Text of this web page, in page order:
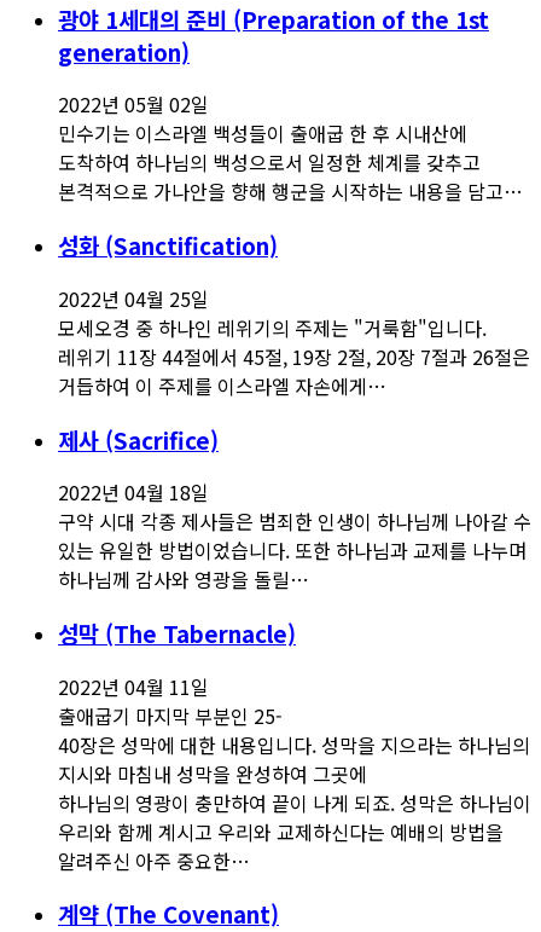
광야 1세대의 준비 (Preparation of the 1st
generation)
2022년 05월 02일
민수기는 이스라엘 백성들이 출애굽 한 후 시내산에
도착하여 하나님의 백성으로서 일정한 체계를 갖추고
본격적으로 가나안을 향해 행군을 시작하는 내용을 담고…
성화 (Sanctification)
2022년 04월 25일
모세오경 중 하나인 레위기의 주제는 "거룩함"입니다.
레위기 11장 44절에서 45절, 19장 2절, 20장 7절과 26절은
거듭하여 이 주제를 이스라엘 자손에게…
제사 (Sacrifice)
2022년 04월 18일
구약 시대 각종 제사들은 범죄한 인생이 하나님께 나아갈 수
있는 유일한 방법이었습니다. 또한 하나님과 교제를 나누며
하나님께 감사와 영광을 돌릴…
성막 (The Tabernacle)
2022년 04월 11일
출애굽기 마지막 부분인 25-
40장은 성막에 대한 내용입니다. 성막을 지으라는 하나님의
지시와 마침내 성막을 완성하여 그곳에
하나님의 영광이 충만하여 끝이 나게 되죠. 성막은 하나님이
우리와 함께 계시고 우리와 교제하신다는 예배의 방법을
알려주신 아주 중요한…
계약 (The Covenant)